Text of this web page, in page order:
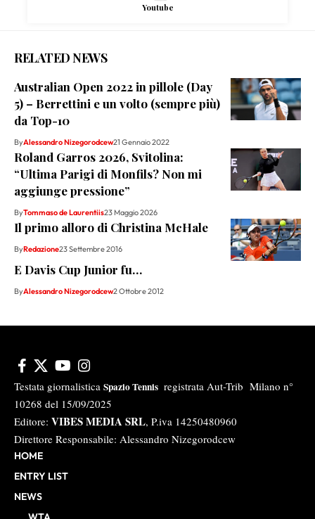
Youtube
RELATED NEWS
Australian Open 2022 in pillole (Day
5) – Berrettini e un volto (sempre più)
da Top-10
ByAlessandro Nizegorodcew21 Gennaio 2022
Roland Garros 2026, Svitolina:
“Ultima Parigi di Monfils? Non mi
aggiunge pressione”
ByTommaso de Laurentiis23 Maggio 2026
Il primo alloro di Christina McHale
ByRedazione23 Settembre 2016
E Davis Cup Junior fu…
ByAlessandro Nizegorodcew2 Ottobre 2012
Testata giornalistica Spazio Tennis registrata Aut-Trib Milano n°
10268 del 15/09/2025
Editore: VIBES MEDIA SRL, P.iva 14250480960
Direttore Responsabile: Alessandro Nizegorodcew
HOME
ENTRY LIST
NEWS